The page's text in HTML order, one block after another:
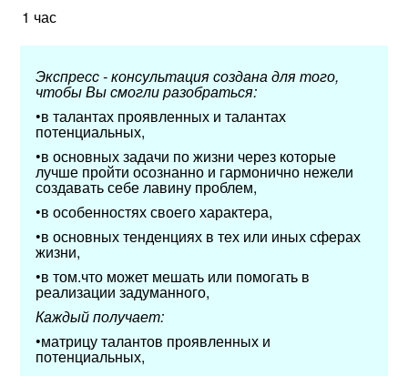
1 час
Экспресс - консультация создана для того,
чтобы Вы смогли разобраться:
•в талантах проявленных и талантах
потенциальных,
•в основных задачи по жизни через которые
лучше пройти осознанно и гармонично нежели
создавать себе лавину проблем,
•в особенностях своего характера,
•в основных тенденциях в тех или иных сферах
жизни,
•в том.что может мешать или помогать в
реализации задуманного,
Каждый получает:
•матрицу талантов проявленных и
потенциальных,